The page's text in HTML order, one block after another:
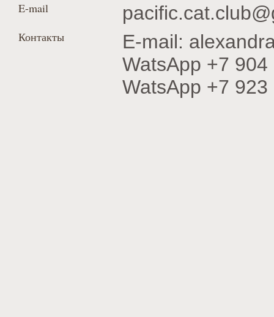
E-mail
Контакты
E-mail:
WatsApp +7
WatsApp +7